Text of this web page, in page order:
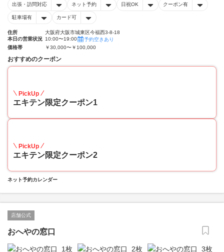
出張・訪問対応 ネット予約 日祝OK クーポン有
駐車場有 カード可
住所
大阪府大阪市城東区今福西3-8-18
本日の営業状況 10:00〜19:00
予約空きあり
価格帯
￥30,000〜￥100,000
おすすめのクーポン
PickUp
エキテン限定クーポン1
PickUp
エキテン限定クーポン2
ネット予約カレンダー
店舗公式
おへやの窓口